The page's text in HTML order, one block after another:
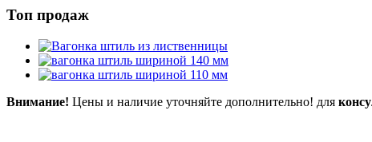
Топ продаж
Внимание! Цены и наличие уточняйте дополнительно! для